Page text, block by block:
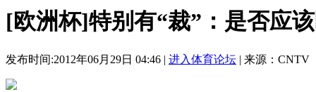
[欧洲杯]特别有“裁”：是否应
发布时间:2012年06月29日 04:46 | 进入体育论坛 | 来源：CNTV